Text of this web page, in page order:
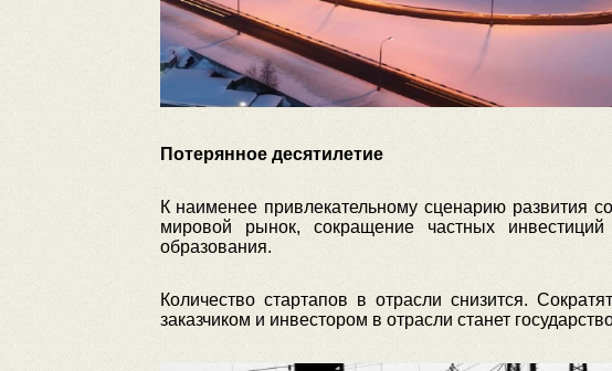
Потерянное десятилетие
К наименее привлекательному сценарию развития
мировой рынок, сокращение частных
образования.
Количество стартапов в отрасли снизится.
заказчиком и инвестором в отрасли станет